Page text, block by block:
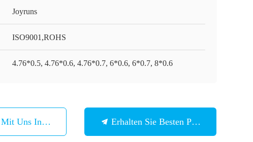
Joyruns
ISO9001,ROHS
4.76*0.5, 4.76*0.6, 4.76*0.7, 6*0.6, 6*0.7, 8*0.6
Uns In Verbindung Erhalten Sie Besten Preis